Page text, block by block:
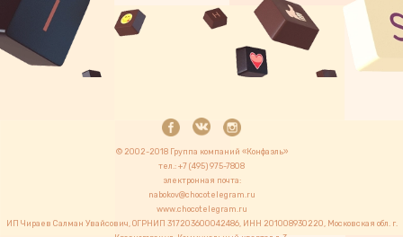
© 2002-2018 Группа компаний «Конфаэль»
тел.: +7 (495) 975-7808
электронная почта:
nabokov@chocotelegram.ru
www.chocotelegram.ru
ИП Чираев Салман Увайсович, ОГРНИП 317203600042486, ИНН 201008930220, Московская обл. г.